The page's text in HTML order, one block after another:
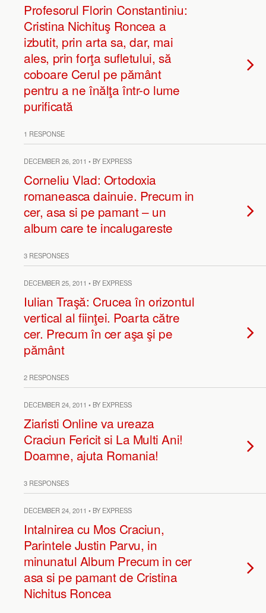
Profesorul Florin Constantiniu:
Cristina Nichituş Roncea a
izbutit, prin arta sa, dar, mai
ales, prin forţa sufletului, să
coboare Cerul pe pământ
pentru a ne înălţa într-o lume
purificată
1 RESPONSE
DECEMBER 26, 2011 • BY EXPRESS
Corneliu Vlad: Ortodoxia
romaneasca dainuie. Precum in
cer, asa si pe pamant – un
album care te incalugareste
3 RESPONSES
DECEMBER 25, 2011 • BY EXPRESS
Iulian Traşă: Crucea în orizontul
vertical al fiinţei. Poarta către
cer. Precum în cer aşa şi pe
pământ
2 RESPONSES
DECEMBER 24, 2011 • BY EXPRESS
Ziaristi Online va ureaza
Craciun Fericit si La Multi Ani!
Doamne, ajuta Romania!
3 RESPONSES
DECEMBER 24, 2011 • BY EXPRESS
Intalnirea cu Mos Craciun,
Parintele Justin Parvu, in
minunatul Album Precum in cer
asa si pe pamant de Cristina
Nichitus Roncea